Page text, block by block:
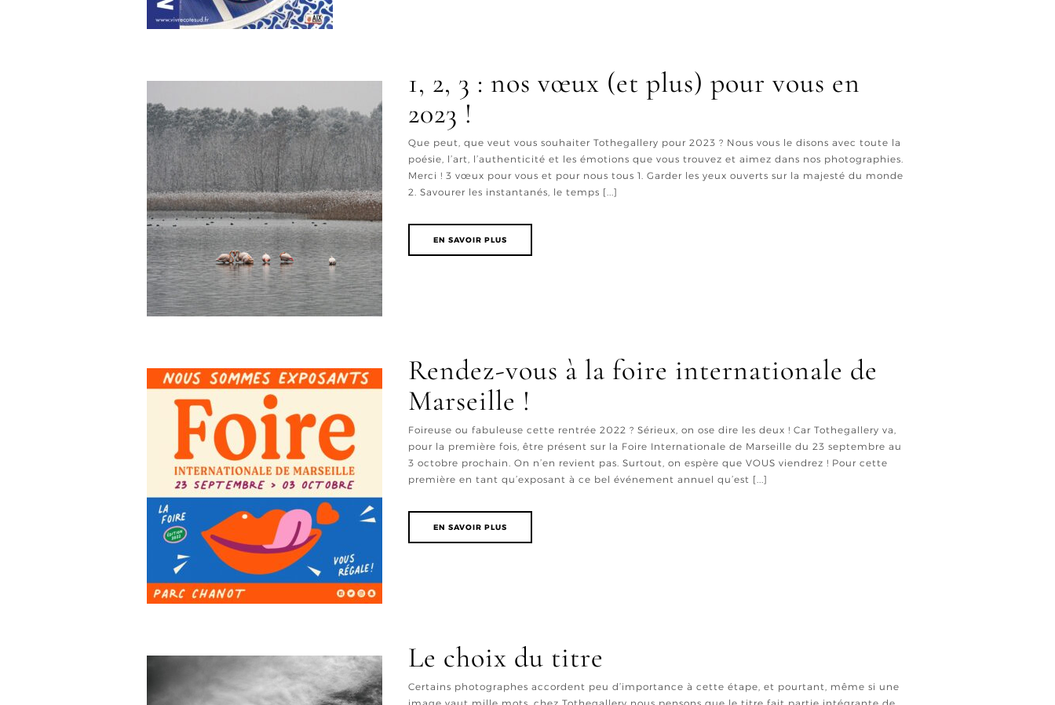
1, 2, 3 : nos vœux (et plus) pour vous en
2023 !
Que peut, que veut vous souhaiter Tothegallery pour 2023 ? Nous vous le disons avec toute la
poésie, l’art, l’authenticité et les émotions que vous trouvez et aimez dans nos photographies.
Merci ! 3 vœux pour vous et pour nous tous 1. Garder les yeux ouverts sur la majesté du monde
2. Savourer les instantanés, le temps [...]
EN SAVOIR PLUS
Rendez-vous à la foire internationale de
Marseille !
Foireuse ou fabuleuse cette rentrée 2022 ? Sérieux, on ose dire les deux ! Car Tothegallery va,
pour la première fois, être présent sur la Foire Internationale de Marseille du 23 septembre au
3 octobre prochain. On n’en revient pas. Surtout, on espère que VOUS viendrez ! Pour cette
première en tant qu’exposant à ce bel événement annuel qu’est [...]
EN SAVOIR PLUS
Le choix du titre
Certains photographes accordent peu d’importance à cette étape, et pourtant, même si une